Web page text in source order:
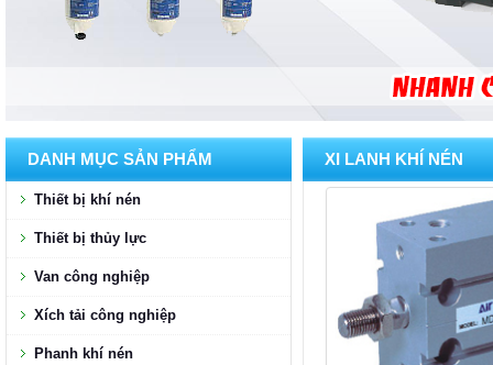
DANH MỤC SẢN PHẨM
Thiết bị khí nén
Thiết bị thủy lực
Van công nghiệp
Xích tải công nghiệp
Phanh khí nén
XI LANH KHÍ NÉN